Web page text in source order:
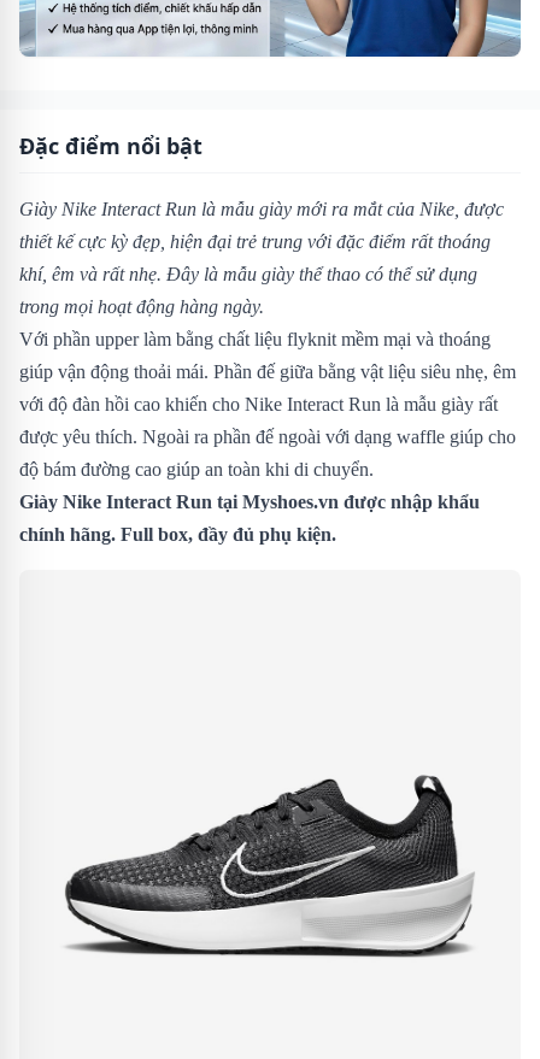
Đặc điểm nổi bật
Giày Nike Interact Run là mẫu giày mới ra mắt của Nike, được
thiết kế cực kỳ đẹp, hiện đại trẻ trung với đặc điểm rất thoáng
khí, êm và rất nhẹ. Đây là mẫu giày thể thao có thể sử dụng
trong mọi hoạt động hàng ngày.
Với phần upper làm bằng chất liệu flyknit mềm mại và thoáng
giúp vận động thoải mái. Phần đế giữa bằng vật liệu siêu nhẹ, êm
với độ đàn hồi cao khiến cho Nike Interact Run là mẫu giày rất
được yêu thích. Ngoài ra phần đế ngoài với dạng waffle giúp cho
độ bám đường cao giúp an toàn khi di chuyển.
Giày Nike Interact Run tại Myshoes.vn được nhập khẩu
chính hãng. Full box, đầy đủ phụ kiện.